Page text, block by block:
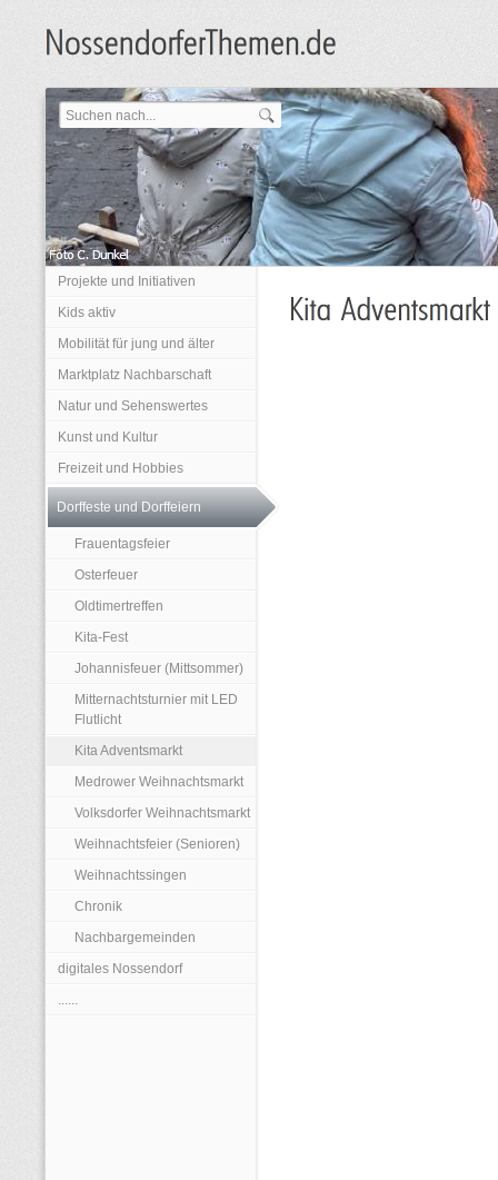
Projekte und Initiativen
Kids aktiv
Mobilität für jung und älter
Marktplatz Nachbarschaft
Natur und Sehenswertes
Kunst und Kultur
Freizeit und Hobbies
Dorffeste und Dorffeiern
Frauentagsfeier
Osterfeuer
Oldtimertreffen
Kita-Fest
Johannisfeuer (Mittsommer)
Mitternachtsturnier mit LED
Flutlicht
Kita Adventsmarkt
Medrower Weihnachtsmarkt
Volksdorfer Weihnachtsmarkt
Weihnachtsfeier (Senioren)
Weihnachtssingen
Chronik
Nachbargemeinden
digitales Nossendorf
......